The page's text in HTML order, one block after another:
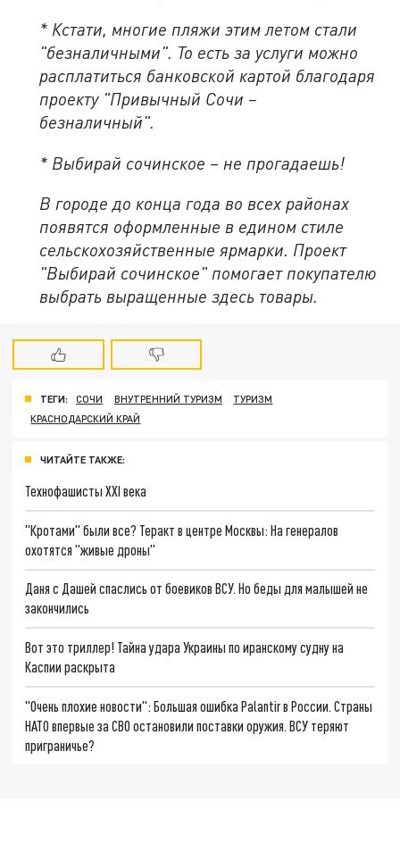
* Кстати, многие пляжи этим летом стали
"безналичными". То есть за услуги можно
расплатиться банковской картой благодаря
проекту "Привычный Сочи –
безналичный".
* Выбирай сочинское – не прогадаешь!
В городе до конца года во всех районах
появятся оформленные в едином стиле
сельскохозяйственные ярмарки. Проект
"Выбирай сочинское" помогает покупателю
выбрать выращенные здесь товары.
ТЕГИ: СОЧИ ВНУТРЕННИЙ ТУРИЗМ
ТУРИЗМ
КРАСНОДАРСКИЙ КРАЙ
ЧИТАЙТЕ ТАКЖЕ:
Технофашисты XXI века
"Кротами" были все? Теракт в центре Москвы: На генералов
охотятся "живые дроны"
Даня с Дашей спаслись от боевиков ВСУ. Но беды для малышей не
закончились
Вот это триллер! Тайна удара Украины по иранскому судну на
Каспии раскрыта
"Очень плохие новости": Большая ошибка Palantir в России. Страны
НАТО впервые за СВО остановили поставки оружия. ВСУ теряют
приграничье?